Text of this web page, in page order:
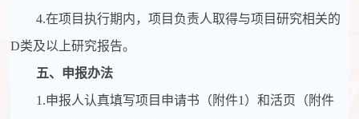
4.在项目执行期内，项目负责人取得与项目研究相关的
D类及以上研究报告。
五、申报办法
1.申报人认真填写项目申请书（附件1）和活页（附件